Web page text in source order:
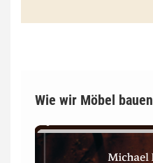
Wie wir Möbel